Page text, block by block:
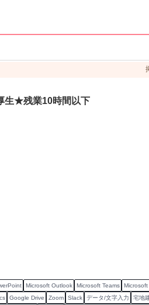
生★残業10時間以下
Microsoft Outlook Microsoft Teams
Google Drive Zoom Slack データ/文字入力 宅地